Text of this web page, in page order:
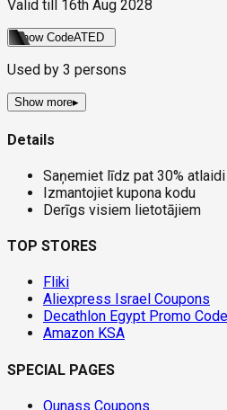
Valid till 16th Aug 2028
Show CodeATED
Used by 3 persons
Show more▸
Details
Saņemiet līdz pat 30%
Izmantojiet kupona kodu
Derīgs visiem lietotājiem
TOP STORES
Fliki
Aliexpress Israel Coupons
Decathlon Egypt Promo
Amazon KSA
SPECIAL PAGES
Ounass Coupons